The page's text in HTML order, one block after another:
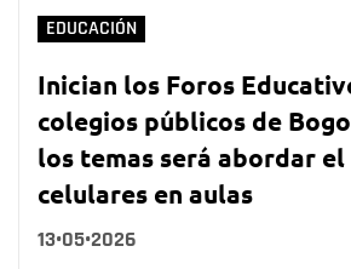
EDUCACIÓN
Inician los Foros
colegios públicos de
los temas será abordar el
celulares en aulas
13•05•2026